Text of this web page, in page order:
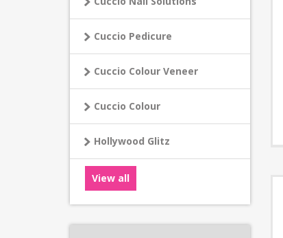
Cuccio Pedicure
Cuccio Colour Veneer
Cuccio Colour
Hollywood Glitz
View all